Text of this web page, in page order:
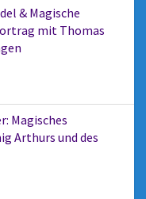
& Magische
mit Thomas
Magisches
Arthurs und des